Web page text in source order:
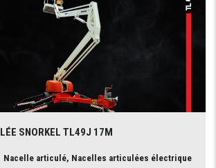
SNORKEL TL49J 17M
Nacelle articulé, Nacelles articulées électrique